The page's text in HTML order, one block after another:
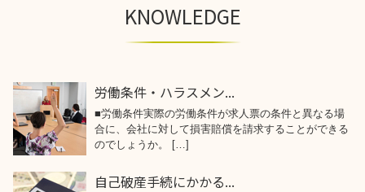
KNOWLEDGE
労働条件・ハラスメン...
■労働条件実際の労働条件が求人票の条件と異なる場
合に、会社に対して損害賠償を請求することができる
のでしょうか。 […]
自己破産手続にかかる...